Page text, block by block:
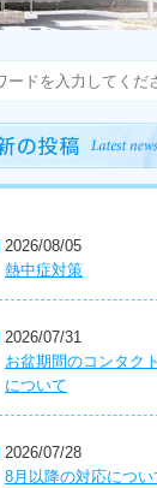
2026/08/05
熱中症対策
2026/07/31
お盆期間のコンタク
について
2026/07/28
8月以降の対応につい